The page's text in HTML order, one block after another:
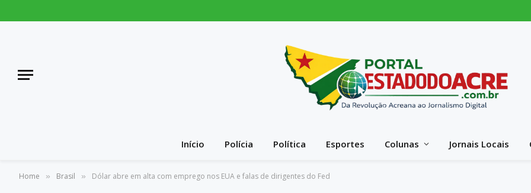
Início Polícia Política Esportes Colunas Jornais Locais
Home » Brasil » Dólar abre em alta com emprego nos EUA e falas de dirigentes do Fed